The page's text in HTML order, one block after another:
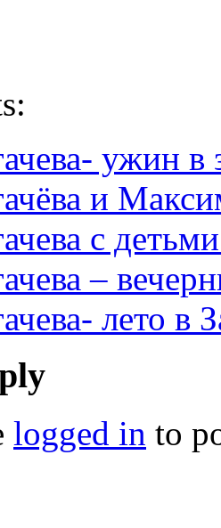
ужин в
и
с
–
лето в
logged in to